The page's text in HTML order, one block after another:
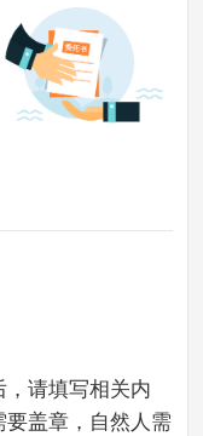
，请填写相关内
要盖章，自然人需